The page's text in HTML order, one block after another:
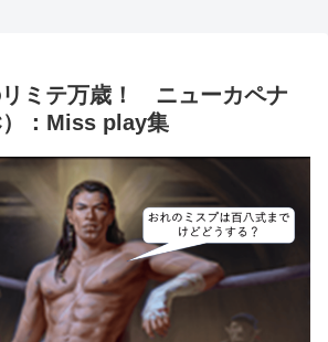
ミテ万歳！ ニューカペナ
：Miss play集